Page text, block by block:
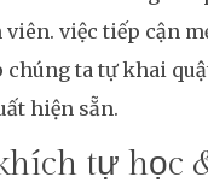
việc tiếp cận
chúng ta tự khai
hiện sẵn.
tự học